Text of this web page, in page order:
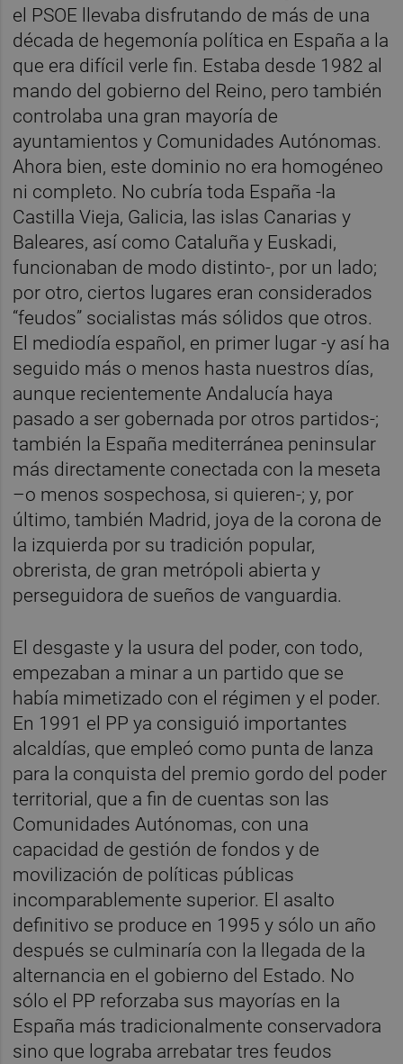
el PSOE llevaba disfrutando de más de una
década de hegemonía política en España a la
que era difícil verle fin. Estaba desde 1982 al
mando del gobierno del Reino, pero también
controlaba una gran mayoría de
ayuntamientos y Comunidades Autónomas.
Ahora bien, este dominio no era homogéneo
ni completo. No cubría toda España -la
Castilla Vieja, Galicia, las islas Canarias y
Baleares, así como Cataluña y Euskadi,
funcionaban de modo distinto-, por un lado;
por otro, ciertos lugares eran considerados
“feudos” socialistas más sólidos que otros.
El mediodía español, en primer lugar -y así ha
seguido más o menos hasta nuestros días,
aunque recientemente Andalucía haya
pasado a ser gobernada por otros partidos-;
también la España mediterránea peninsular
más directamente conectada con la meseta
–o menos sospechosa, si quieren-; y, por
último, también Madrid, joya de la corona de
la izquierda por su tradición popular,
obrerista, de gran metrópoli abierta y
perseguidora de sueños de vanguardia.
El desgaste y la usura del poder, con todo,
empezaban a minar a un partido que se
había mimetizado con el régimen y el poder.
En 1991 el PP ya consiguió importantes
alcaldías, que empleó como punta de lanza
para la conquista del premio gordo del poder
territorial, que a fin de cuentas son las
Comunidades Autónomas, con una
capacidad de gestión de fondos y de
movilización de políticas públicas
incomparablemente superior. El asalto
definitivo se produce en 1995 y sólo un año
después se culminaría con la llegada de la
alternancia en el gobierno del Estado. No
sólo el PP reforzaba sus mayorías en la
España más tradicionalmente conservadora
sino que lograba arrebatar tres feudos